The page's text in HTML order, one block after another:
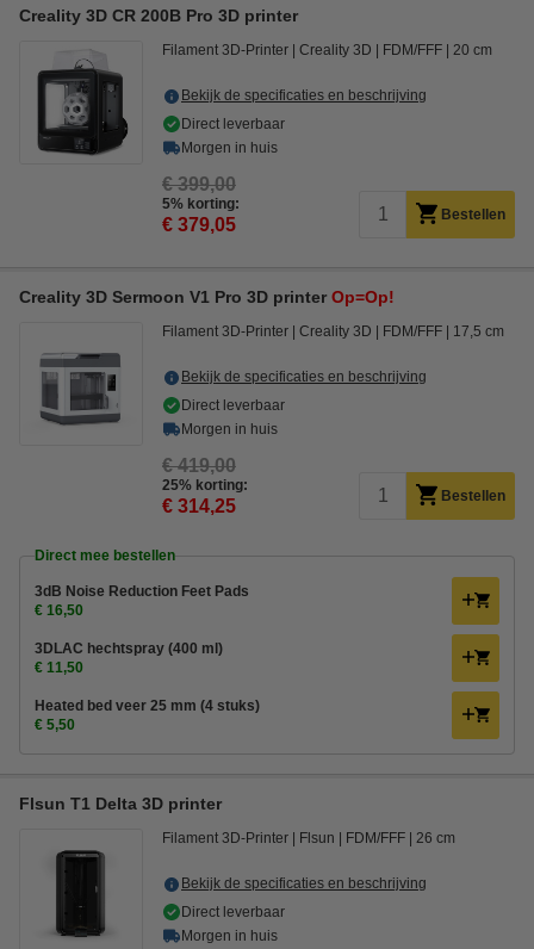
Creality 3D CR 200B Pro 3D printer
Filament 3D-Printer Creality 3D FDM/FFF 20 cm
Bekijk de specificaties en beschrijving
Direct leverbaar
Morgen in huis
€ 399,00
5% korting:
€ 379,05 Bestellen
Creality 3D Sermoon V1 Pro 3D printer Op=Op!
Filament 3D-Printer Creality 3D FDM/FFF 17,5 cm
Bekijk de specificaties en beschrijving
Direct leverbaar
Morgen in huis
€ 419,00
25% korting:
€ 314,25 Bestellen
Direct mee bestellen
3dB Noise Reduction Feet Pads
€ 16,50
3DLAC hechtspray (400 ml)
€ 11,50
Heated bed veer 25 mm (4 stuks)
€ 5,50
Flsun T1 Delta 3D printer
Filament 3D-Printer Flsun FDM/FFF 26 cm
Bekijk de specificaties en beschrijving
Direct leverbaar
Morgen in huis